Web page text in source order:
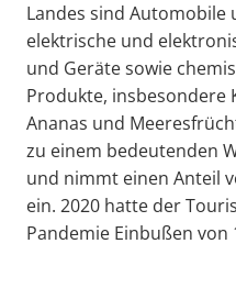
Landes sind Automobile
elektrische und
und Geräte sowie
Produkte, insbesondere
Ananas und
zu einem bedeutenden
und nimmt einen Anteil
ein. 2020 hatte der
Pandemie Einbußen